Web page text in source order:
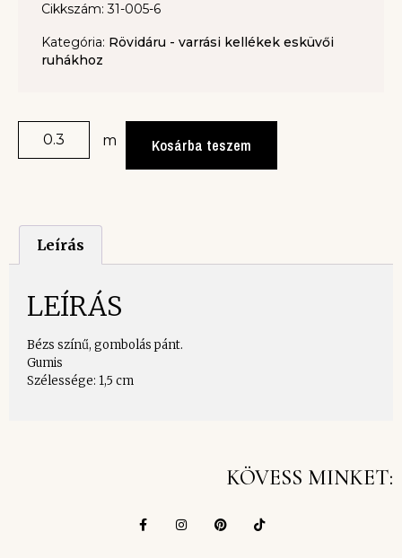
Cikkszám: 31-005-6
Kategória: Rövidáru - varrási kellékek esküvői
ruhákhoz
m Kosárba teszem
Leírás
LEÍRÁS
Bézs színű, gombolás pánt.
Gumis
Szélessége: 1,5 cm
KÖVESS MINKET: